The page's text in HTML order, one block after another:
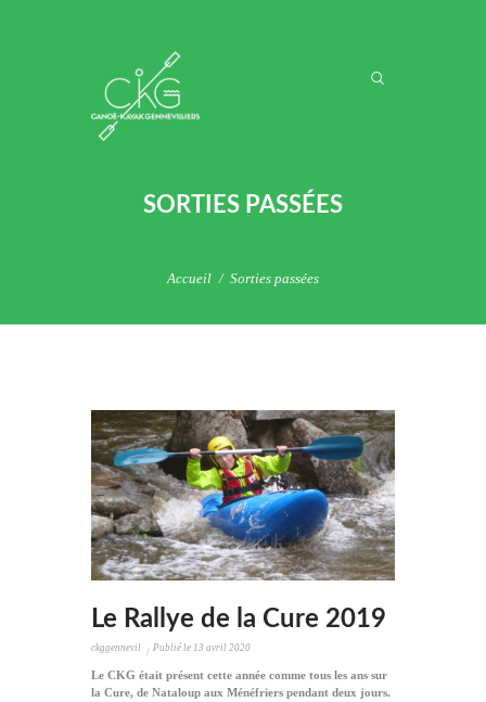
SORTIES PASSÉES
Accueil Sorties passées
Le Rallye de la Cure 2019
ckggennevil Publié le13 avril 2020
Le CKG était présent cette année comme tous les ans sur
la Cure, de Nataloup aux Ménéfriers pendant deux jours.